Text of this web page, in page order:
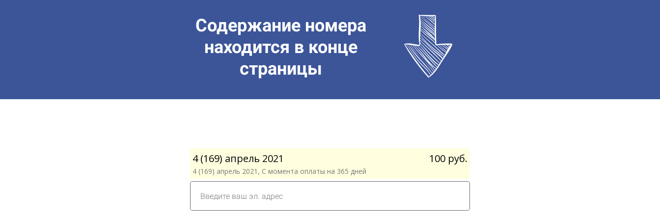
Содержание номера
находится в конце
страницы
4 (169) апрель 2021
4 (169) апрель 2021, С момента оплаты на 365 дней
100 руб.